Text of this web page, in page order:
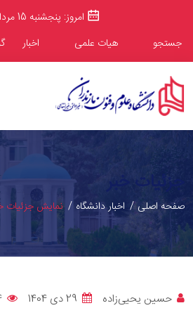
امروز: پنجشنبه 15 مرداد 1405
جستجو
هیات علمی اخبار
جزئیات خبر
صفحه اصلی اخبار دانشگاه نمایش جزئیات
حسین یحیی‌زاده 29 دی 1404